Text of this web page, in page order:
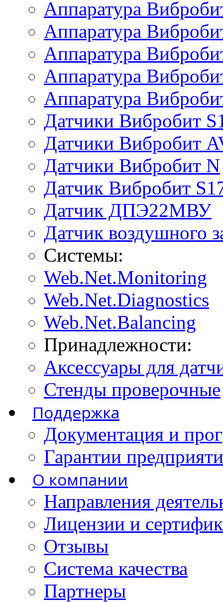
Аппаратура
Аппаратура
Аппаратура
Аппаратура
Аппаратура
Датчики Вибробит
Датчики Вибробит
Датчики Вибробит N
Датчик Вибробит
Датчик ДПЭ22МВУ
Датчик воздушного
Системы:
Web.Net.Monitoring
Web.Net.Diagnostics
Web.Net.Balancing
Принадлежности:
Аксессуары для
Стенды проверочные
Поддержка
Документация и
Гарантии
О компании
Направления
Лицензии и
Отзывы
Система качества
Партнеры